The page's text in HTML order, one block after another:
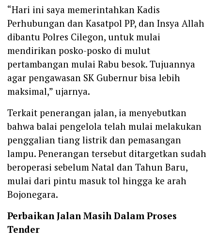
“Hari ini saya memerintahkan Kadis
Perhubungan dan Kasatpol PP, dan Insya Allah
dibantu Polres Cilegon, untuk mulai
mendirikan posko-posko di mulut
pertambangan mulai Rabu besok. Tujuannya
agar pengawasan SK Gubernur bisa lebih
maksimal,” ujarnya.
Terkait penerangan jalan, ia menyebutkan
bahwa balai pengelola telah mulai melakukan
penggalian tiang listrik dan pemasangan
lampu. Penerangan tersebut ditargetkan sudah
beroperasi sebelum Natal dan Tahun Baru,
mulai dari pintu masuk tol hingga ke arah
Bojonegara.
Perbaikan Jalan Masih Dalam Proses
Tender